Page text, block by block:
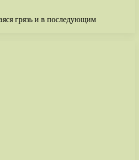
грязь и в последующим